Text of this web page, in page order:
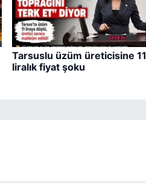
Tarsuslu üzüm üreticisine 11
liralık fiyat şoku